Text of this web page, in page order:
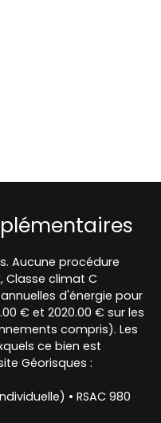
Aucune procédure
Classe climat C
d'énergie pour
€ et 2020.00 € sur les
compris). Les
ce bien est
Géorisques :
• RSAC 980